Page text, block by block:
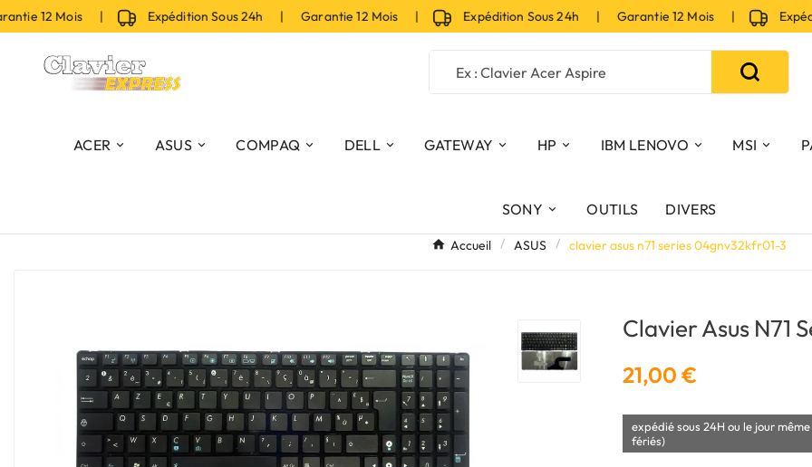
12 Mois | Expédition Sous 24h | Garantie 12 Mois | Expédition Sous 24h | Garantie 12 Mois |
ACER ASUS COMPAQ DELL GATEWAY HP IBM LENOVO MSI
SONY OUTILS DIVERS
Accueil ASUS clavier asus n71 series 04gnv32kfr01-3
Clavier Asus N71
21,00 €
expédié sous 24H ou le jour
fériés)